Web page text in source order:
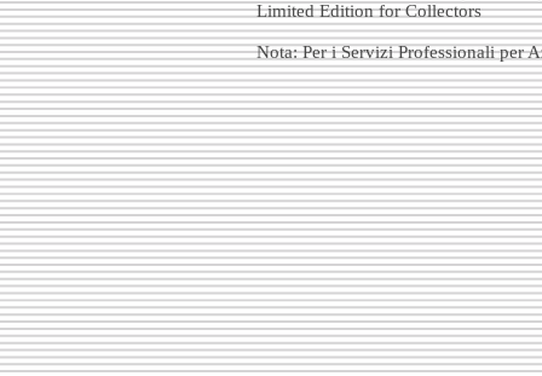
Limited Edition for Collectors
Nota: Per i Servizi Professionali per